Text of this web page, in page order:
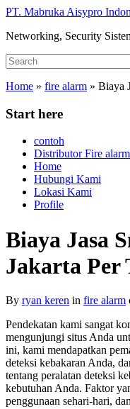
Skip
main
PT. Mabruka Aisypro
Networking, Security
Search
for:
Home » fire alarm » Biaya
Start here
contoh
Distributor Fire alarm
Home
Hubungi Kami
Lokasi Kami
Profile
Biaya Jasa
Jakarta Per
By ryan keren in fire alarm
Pendekatan kami sangat
mengunjungi situs Anda
ini, kami mendapatkan
deteksi kebakaran Anda,
tentang peralatan deteksi
kebutuhan Anda. Faktor
penggunaan sehari-hari,